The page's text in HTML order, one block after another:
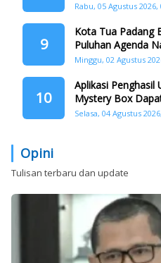
Rabu, 05 Agustus 2026,
9
Kota Tua Padang
Puluhan Agenda
Siap Digelar
Minggu, 02 Agustus
10
Aplikasi Penghasil
Mystery Box
Selasa, 04 Agustus
Opini
Tulisan terbaru dan update